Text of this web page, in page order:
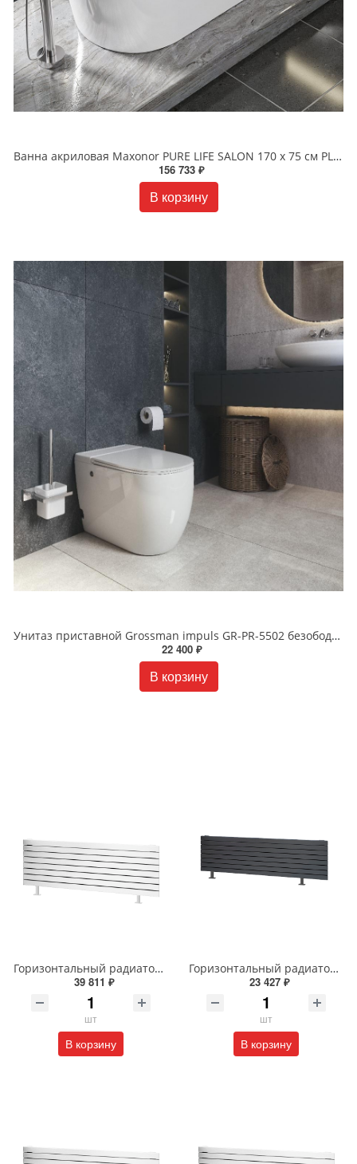
Ванна акриловая Maxonor PURE LIFE SALON 170 х 75 см PL-BT1704 белая
156 733 ₽
В корзину
Унитаз приставной Grossman impuls GR-PR-5502 безободковый белый
22 400 ₽
В корзину
Горизонтальный радиатор с боковым подключением напольный Arbiola Gorizont Liner HZ 91598 250 х 28 см белый
39 811 ₽
шт
В корзину
Горизонтальный радиатор с боковым подключением напольный Arbiola Gorizont Liner HZ 91554 150 х 28 см черный
23 427 ₽
шт
В корзину